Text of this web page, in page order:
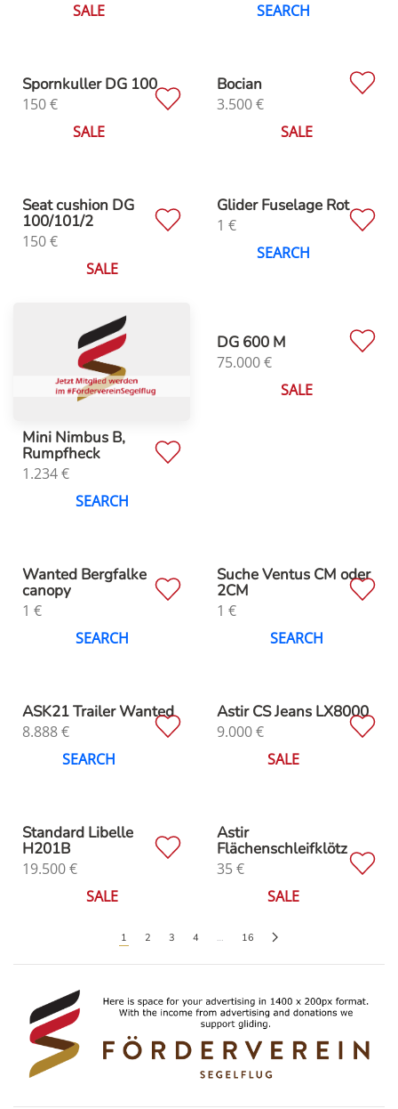
SALE
SEARCH
Spornkuller DG 100
150€
SALE
Bocian
3.500€
SALE
Seat cushion DG
100/101/2
150€
SALE
Glider Fuselage Rot
1 €
SEARCH
Mini Nimbus B,
Rumpfheck
1.234€
SEARCH
DG 600 M
75.000€
SALE
Wanted Bergfalke
canopy
1 €
SEARCH
Suche Ventus CM oder
2CM
1 €
SEARCH
ASK21 Trailer Wanted
8.888€
SEARCH
Astir CS Jeans LX8000
9.000€
SALE
Standard Libelle
H201B
19.500€
SALE
Astir
Flächenschleifklötz
35€
SALE
1 2 3 4 … 16